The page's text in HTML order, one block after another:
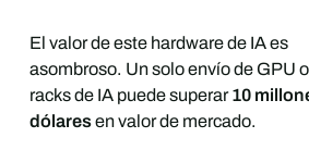
El valor de este hardware de IA es
asombroso. Un solo envío de GPU o
racks de IA puede superar10
dólaresen valor de mercado.